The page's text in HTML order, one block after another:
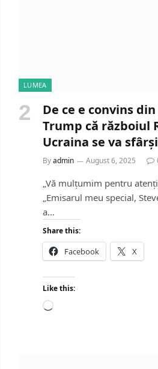
LUMEA
De ce e convins
Trump că războiul
Ucraina se va sfârși
Byadmin August 6, 2025
„Vă mulțumim pentru
„Emisarul meu special,
a…
Share this:
Facebook X
Like this:
L